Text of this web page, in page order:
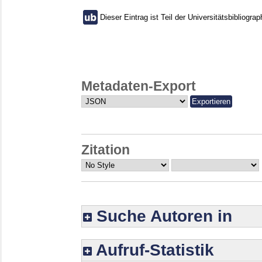
Dieser Eintrag ist Teil der
Metadaten-Export
Zitation
Suche Autoren in
Aufruf-Statistik